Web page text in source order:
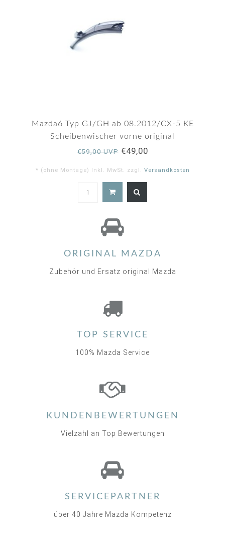
Mazda6 Typ GJ/GH ab 08.2012/CX-5 KE
Scheibenwischer vorne original
€59,00 UVP€49,00
* (ohne Montage) Inkl. MwSt. zzgl. Versandkosten
ORIGINAL MAZDA
Zubehör und Ersatz original Mazda
TOP SERVICE
100% Mazda Service
KUNDENBEWERTUNGEN
Vielzahl an Top Bewertungen
SERVICEPARTNER
über 40 Jahre Mazda Kompetenz